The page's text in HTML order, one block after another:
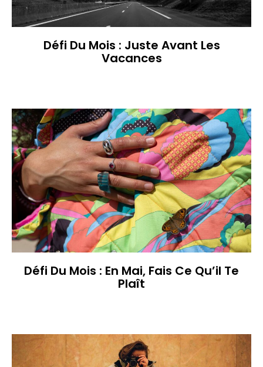
Défi Du Mois : Juste Avant Les
Vacances
Défi Du Mois : En Mai, Fais Ce Qu’il Te
Plaît